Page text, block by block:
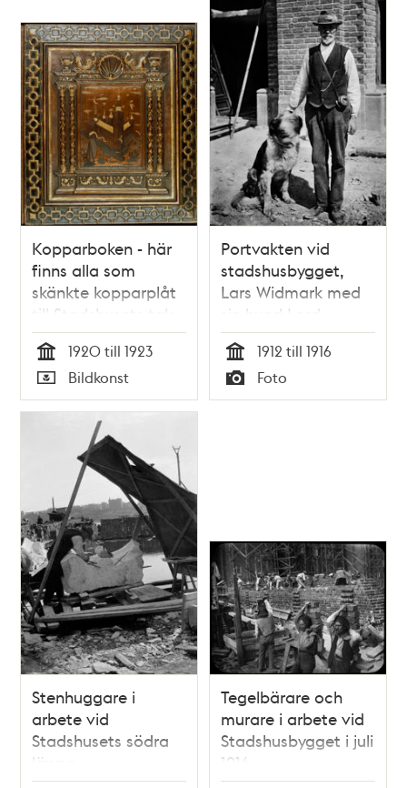
Kopparboken - här
finns alla som
skänkte kopparplåt
till Stadshusets tak
1920
Tid
1920 till 1923
Typ
Bildkonst
Portvakten vid
stadshusbygget,
Lars Widmark med
sin hund Lord.
Tid
1912 till 1916
Typ
Foto
Stenhuggare i
arbete vid
Stadshusets södra
länga
Tegelbärare och
murare i arbete vid
Stadshusbygget i juli
1916